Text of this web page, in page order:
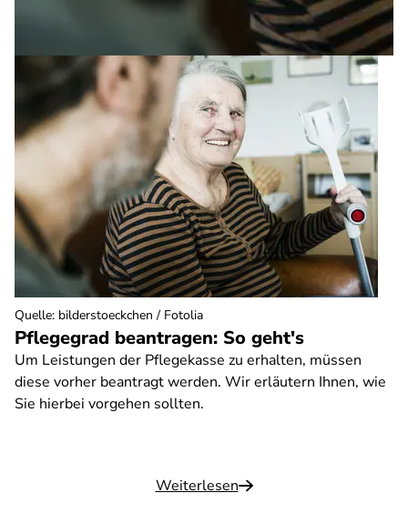
Pflegegrad beantragen: So geht's
Um Leistungen der Pflegekasse zu erhalten, müssen
diese vorher beantragt werden. Wir erläutern Ihnen, wie
Sie hierbei vorgehen sollten.
Weiterlesen
Quelle: bilderstoeckchen / Fotolia